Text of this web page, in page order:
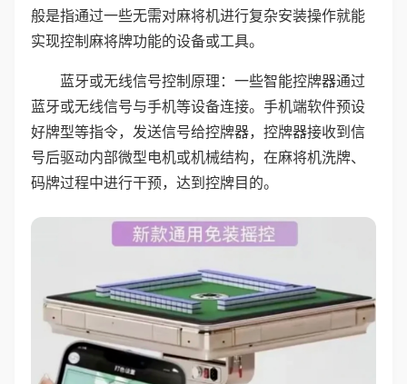
般是指通过一些无需对麻将机进行复杂安装操作就能
实现控制麻将牌功能的设备或工具。
蓝牙或无线信号控制原理：一些智能控牌器通过
蓝牙或无线信号与手机等设备连接。手机端软件预设
好牌型等指令，发送信号给控牌器，控牌器接收到信
号后驱动内部微型电机或机械结构，在麻将机洗牌、
码牌过程中进行干预，达到控牌目的。